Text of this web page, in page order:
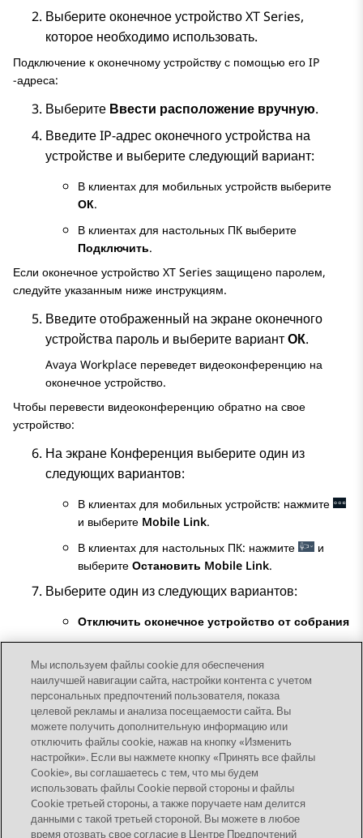
Выберите оконечное устройство XT Series,
которое необходимо использовать.
Подключение к оконечному устройству с помощью его IP
-адреса:
Выберите Ввести расположение вручную.
Введите IP-адрес оконечного устройства на
устройстве и выберите следующий вариант:
В клиентах для мобильных устройств выберите
ОК.
В клиентах для настольных ПК выберите
Подключить.
Если оконечное устройство XT Series защищено паролем,
следуйте указанным ниже инструкциям.
Введите отображенный на экране оконечного
устройства пароль и выберите вариантОК.
Avaya Workplace переведет видеоконференцию на
оконечное устройство.
Чтобы перевести видеоконференцию обратно на свое
устройство:
На экране Конференция выберите один из
следующих вариантов:
В клиентах для мобильных устройств: нажмите
и выберите Mobile Link.
В клиентах для настольных ПК: нажмите
и
выберите Остановить Mobile Link.
Выберите один из следующих вариантов:
Отключить оконечное устройство от собрания
Оставить оконечное устройство в собрании
Send Feedback
Topic navigation
Предыдущая тема Следующая тема
Мы используем файлы cookie для обеспечения
наилучшей навигации сайта, настройки контента с учетом
персональных предпочтений пользователя, показа
целевой рекламы и анализа посещаемости сайта. Вы
можете получить дополнительную информацию или
отключить файлы cookie, нажав на кнопку «Изменить
настройки». Если вы нажмете кнопку «Принять все файлы
Cookie», вы соглашаетесь с тем, что мы будем
использовать файлы Cookie первой стороны и файлы
Cookie третьей стороны, а также поручаете нам делится
данными с такой третьей стороной. Вы можете в любое
время отозвать свое согласие в Центре Предпочтений